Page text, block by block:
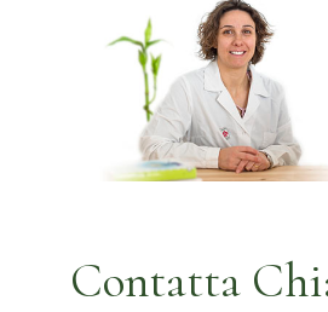
Contatta